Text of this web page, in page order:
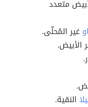
متعدد
غير المُحلّى.
الأبيض.
النقية.